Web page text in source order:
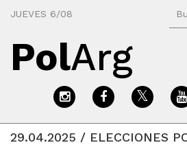
JUEVES 6/08
PolArg
29.04.2025 / ELECCIONES